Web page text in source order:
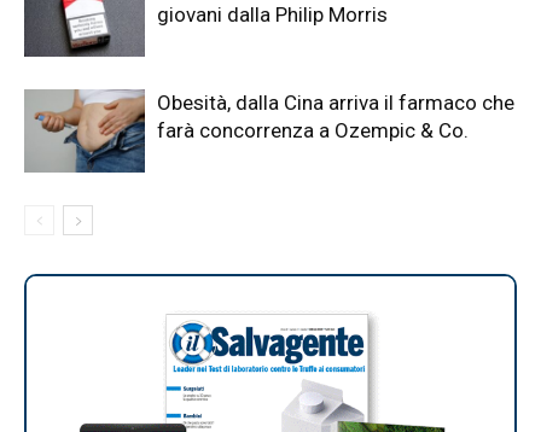
giovani dalla Philip Morris
Obesità, dalla Cina arriva il farmaco che
farà concorrenza a Ozempic & Co.